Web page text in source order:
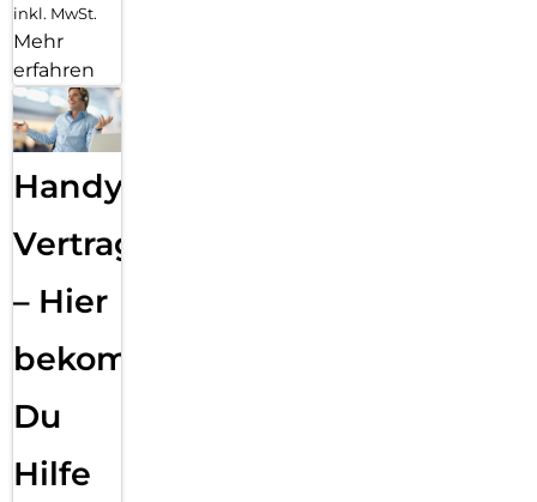
inkl. MwSt.
Mehr
erfahren
Handy
Vertragsabwicklung
– Hier
bekommst
Du
Hilfe